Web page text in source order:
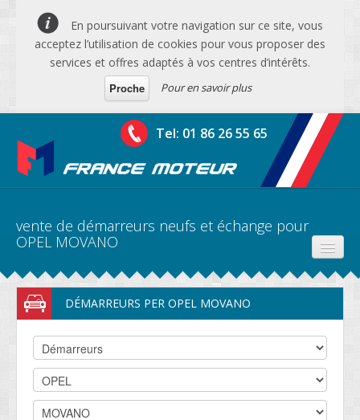
En poursuivant votre navigation sur ce site, vous
acceptez l’utilisation de cookies pour vous proposer des
services et offres adaptés à vos centres d’intérêts.
Proche
Pour en savoir plus
Tel: 01 86 26 55 65
vente de démarreurs neufs et échange pour
OPEL MOVANO
PRODUITS
DEVIS BV
CONTACT
DÉMARREURS PER OPEL MOVANO